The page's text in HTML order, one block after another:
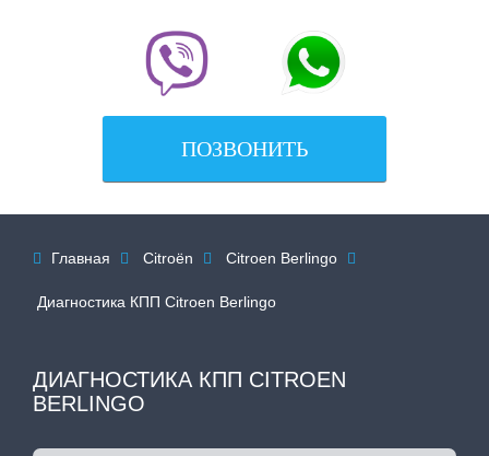
ПОЗВОНИТЬ
 Главная  Citroën  Citroen Berlingo 
Диагностика КПП Citroen Berlingo
ДИАГНОСТИКА КПП CITROEN
BERLINGO